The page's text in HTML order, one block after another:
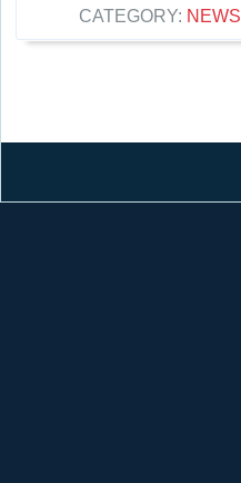
CATEGORY: NEWS